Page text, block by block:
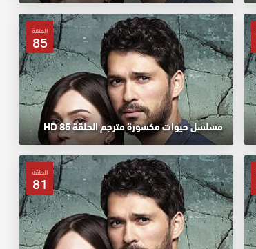
الحلقة
85
مسلسل حيوات مكسورة مترجم الحلقة 85 HD
الحلقة
81